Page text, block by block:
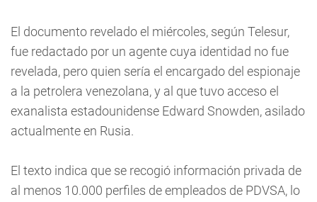
El documento revelado el miércoles, según Telesur,
fue redactado por un agente cuya identidad no fue
revelada, pero quien sería el encargado del espionaje
a la petrolera venezolana, y al que tuvo acceso el
exanalista estadounidense Edward Snowden, asilado
actualmente en Rusia.
El texto indica que se recogió información privada de
al menos 10.000 perfiles de empleados de PDVSA, lo